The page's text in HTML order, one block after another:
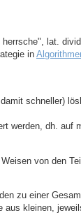
lat.
in
schneller)
werden, dh. auf
von den
zu einer
aus kleinen,